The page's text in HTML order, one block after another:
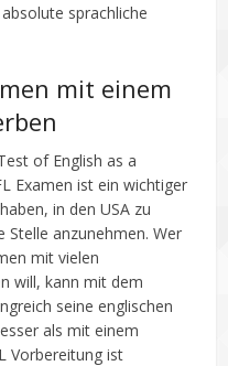
sprachliche
mit einem
of English as a
Examen ist ein wichtiger
in den USA zu
Stelle anzunehmen. Wer
mit vielen
will, kann mit dem
seine englischen
als mit einem
Vorbereitung ist